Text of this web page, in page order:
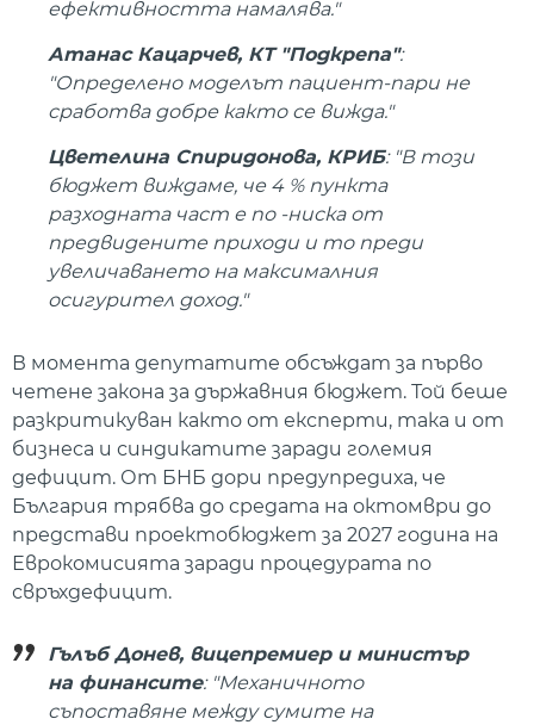
ефективността намалява."
Атанас Кацарчев, КТ "Подкрепа":
"Определено моделът пациент-пари не
сработва добре както се вижда."
Цветелина Спиридонова, КРИБ: "В този
бюджет виждаме, че 4 % пункта
разходната част е по -ниска от
предвидените приходи и то преди
увеличаването на максималния
осигурител доход."
В момента депутатите обсъждат за първо
четене закона за държавния бюджет. Той беше
разкритикуван както от експерти, така и от
бизнеса и синдикатите заради големия
дефицит. От БНБ дори предупредиха, че
България трябва до средата на октомври до
представи проектобюджет за 2027 година на
Еврокомисията заради процедурата по
свръхдефицит.
Гълъб Донев, вицепремиер и министър
на финансите: "Механичното
съпоставяне между сумите на